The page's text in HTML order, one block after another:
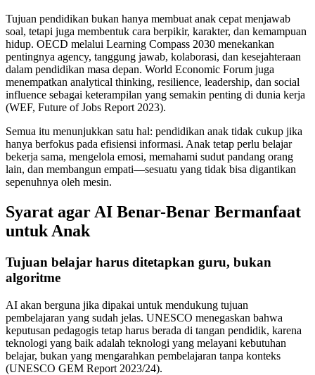
Tujuan pendidikan bukan hanya membuat anak cepat menjawab
soal, tetapi juga membentuk cara berpikir, karakter, dan kemampuan
hidup. OECD melalui Learning Compass 2030 menekankan
pentingnya agency, tanggung jawab, kolaborasi, dan kesejahteraan
dalam pendidikan masa depan. World Economic Forum juga
menempatkan analytical thinking, resilience, leadership, dan social
influence sebagai keterampilan yang semakin penting di dunia kerja
(WEF, Future of Jobs Report 2023).
Semua itu menunjukkan satu hal: pendidikan anak tidak cukup jika
hanya berfokus pada efisiensi informasi. Anak tetap perlu belajar
bekerja sama, mengelola emosi, memahami sudut pandang orang
lain, dan membangun empati—sesuatu yang tidak bisa digantikan
sepenuhnya oleh mesin.
Syarat agar AI Benar-Benar Bermanfaat
untuk Anak
Tujuan belajar harus ditetapkan guru, bukan
algoritme
AI akan berguna jika dipakai untuk mendukung tujuan
pembelajaran yang sudah jelas. UNESCO menegaskan bahwa
keputusan pedagogis tetap harus berada di tangan pendidik, karena
teknologi yang baik adalah teknologi yang melayani kebutuhan
belajar, bukan yang mengarahkan pembelajaran tanpa konteks
(UNESCO GEM Report 2023/24).